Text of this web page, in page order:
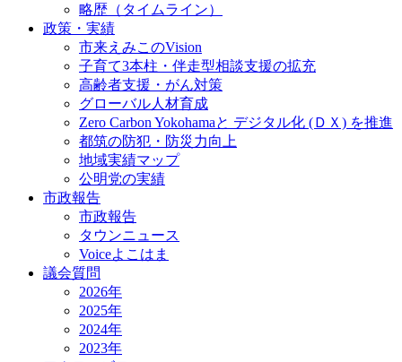
略歴（タイムライン）
政策・実績
市来えみこのVision
子育て3本柱・伴走型相談支援の拡充
高齢者支援・がん対策
グローバル人材育成
Zero Carbon Yokohamaと デジタル化 (ＤＸ) を推進
都筑の防犯・防災力向上
地域実績マップ
公明党の実績
市政報告
市政報告
タウンニュース
Voiceよこはま
議会質問
2026年
2025年
2024年
2023年